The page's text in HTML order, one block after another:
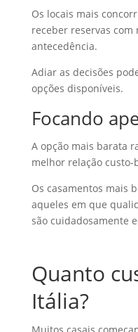
Os locais mais
receber reservas com
antecedência.
Adiar as decisões
opções disponíveis.
Focando
A opção mais barata
melhor relação custo-
Os casamentos mais
aqueles em que
são cuidadosamente
Quanto
Itália?